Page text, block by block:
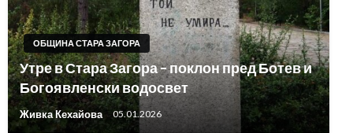
ОБЩИНА СТАРА ЗАГОРА
Утре в Стара Загора – поклон пред Ботев и
Богоявленски водосвет
Живка Кехайова 05.01.2026